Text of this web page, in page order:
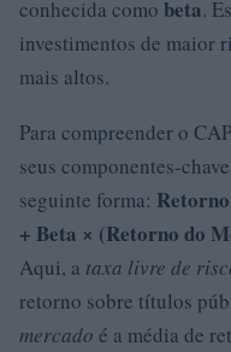
conhecida como beta.
investimentos de maior
mais altos.
Para compreender o
seus componentes-
seguinte forma:
+ Beta × (Retorno do
Aqui, a taxa livre de
retorno sobre títulos
mercado é a média de